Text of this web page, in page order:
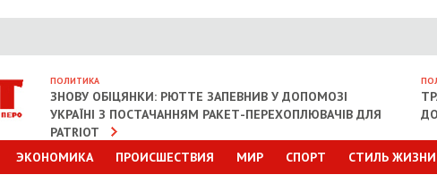
ПОЛИТИКА
ЗНОВУ ОБІЦЯНКИ: РЮТТЕ ЗАПЕВНИВ У ДОПОМОЗІ
УКРАЇНІ З ПОСТАЧАННЯМ РАКЕТ-ПЕРЕХОПЛЮВАЧІВ ДЛЯ
PATRIOT
ЭКОНОМИКА ПРОИСШЕСТВИЯ МИР СПОРТ СТИЛЬ ЖИЗНИ